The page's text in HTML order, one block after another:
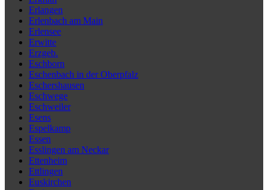
Erlangen
Erlenbach am Main
Erlensee
Erwitte
Erzgeb.
Eschborn
Eschenbach in der Oberpfalz
Eschershausen
Eschwege
Eschweiler
Esens
Espelkamp
Essen
Esslingen am Neckar
Ettenheim
Ettlingen
Euskirchen